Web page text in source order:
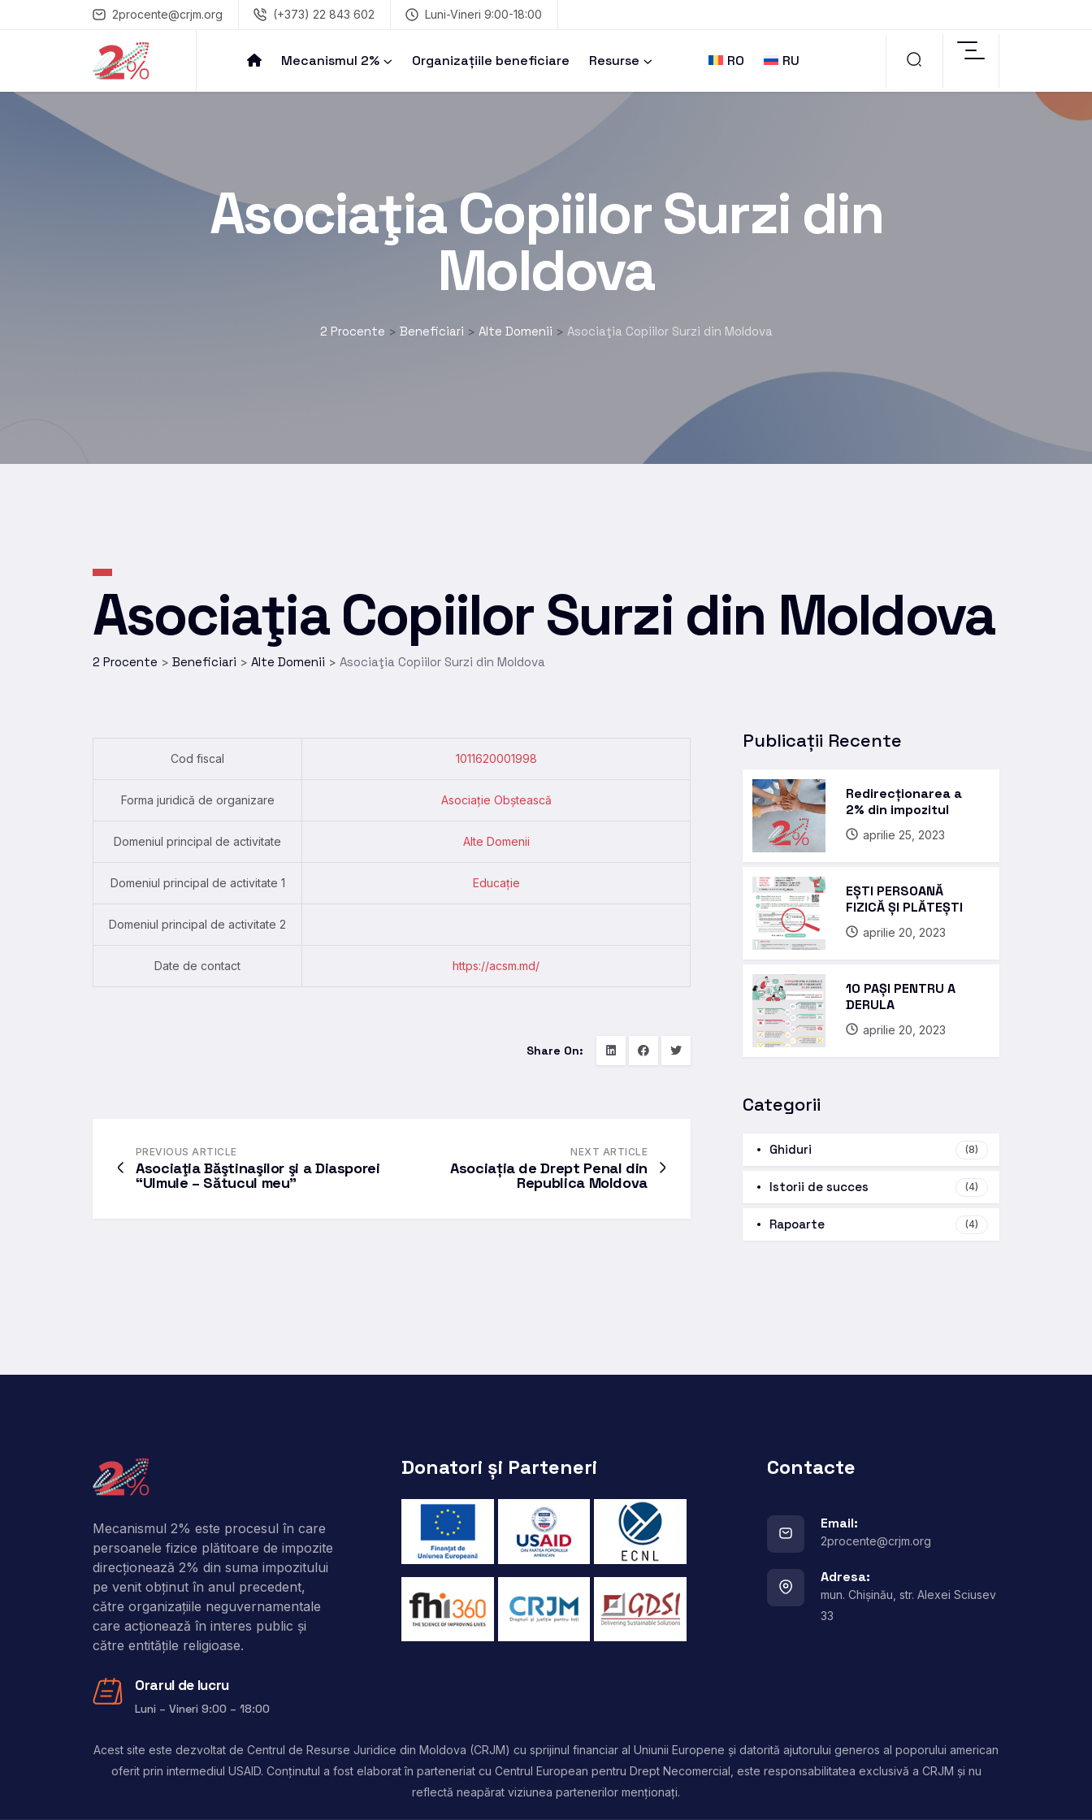
2procente@crjm.org (+373) 22 843 602 Luni-Vineri 9:00-18:00
Mecanismul 2% Organizațiile beneficiare Resurse RO RU
Asociaţia Copiilor Surzi din
Moldova
2 Procente > Beneficiari > Alte Domenii > Asociaţia Copiilor Surzi din Moldova
Asociaţia Copiilor Surzi din Moldova
2 Procente > Beneficiari > Alte Domenii > Asociaţia Copiilor Surzi din Moldova
Cod fiscal 1011620001998
Forma juridică de organizare Asociație Obștească
Domeniul principal de activitate Alte Domenii
Domeniul principal de activitate 1 Educație
Domeniul principal de activitate 2
Date de contact https://acsm.md/
Share On:
PREVIOUS ARTICLE
Asociaţia Băştinaşilor şi a Diasporei
“Ulmule – Sătucul meu”
NEXT ARTICLE
Asociația de Drept Penal din
Republica Moldova
Publicații Recente
Redirecționarea a
2% din impozitul
aprilie 25, 2023
EȘTI PERSOANĂ
FIZICĂ ȘI PLĂTEȘTI
aprilie 20, 2023
10 PAȘI PENTRU A
DERULA
aprilie 20, 2023
Categorii
Ghiduri (8)
Istorii de succes (4)
Rapoarte (4)
Mecanismul 2% este procesul în care
persoanele fizice plătitoare de impozite
direcţionează 2% din suma impozitului
pe venit obţinut în anul precedent,
către organizaţiile neguvernamentale
care acţionează în interes public şi
către entitățile religioase.
Orarul de lucru
Luni – Vineri 9:00 – 18:00
Donatori și Parteneri Contacte
Email:
2procente@crjm.org
Adresa:
mun. Chișinău, str. Alexei Sciusev
33
Acest site este dezvoltat de Centrul de Resurse Juridice din Moldova (CRJM) cu sprijinul financiar al Uniunii Europene și datorită ajutorului generos al poporului american
oferit prin intermediul USAID. Conținutul a fost elaborat în parteneriat cu Centrul European pentru Drept Necomercial, este responsabilitatea exclusivă a CRJM și nu
reflectă neapărat viziunea partenerilor menționați.